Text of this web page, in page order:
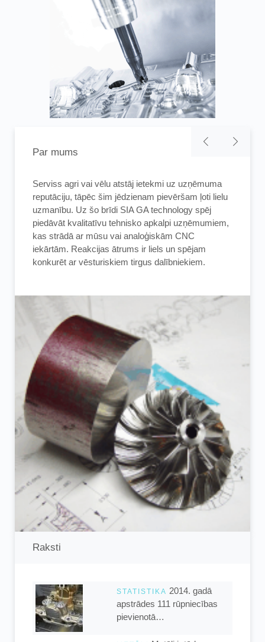
Par mums
Serviss agri vai vēlu atstāj ietekmi uz uzņēmuma
reputāciju, tāpēc šim jēdzienam pievēršam ļoti lielu
uzmanību. Uz šo brīdi SIA GA technology spēj
piedāvāt kvalitatīvu tehnisko apkalpi uzņēmumiem,
kas strādā ar mūsu vai analoģiskām CNC
iekārtām. Reakcijas ātrums ir liels un spējam
konkurēt ar vēsturiskiem tirgus dalībniekiem.
Serviss agri vai vēlu atstāj ietekmi uz uzņēmuma
reputāciju, tāpēc šim jēdzienam pievēršam ļoti lielu
uzmanību. Uz šo brīdi SIA GA technology spēj
piedāvāt kvalitatīvu tehnisko apkalpi uzņēmumiem,
kas strādā ar mūsu vai analoģiskām CNC
iekārtām. Reakcijas ātrums ir liels un spējam
konkurēt ar vēsturiskiem tirgus dalībniekiem.
Mūsu kompānija piedāvā iespēju ar mums
sazināties visu cauru dienakti. Lēmumu par
reakcijas laiku mēs pieņemam kopā. Ja ir iemesli
šādai dinamiskai reakcijai, mēs to darām. Tas
attiecas uz uzņēmumiem tikai Latvijas teritorijā.
Klienti , kas atrodas ārpus Latvijas teritorijas, var
saņemt tikai telefonisku konsultāciju.
Raksti
STATISTIKA 2014. gadā
apstrādes 111 rūpniecības
pievienotā…